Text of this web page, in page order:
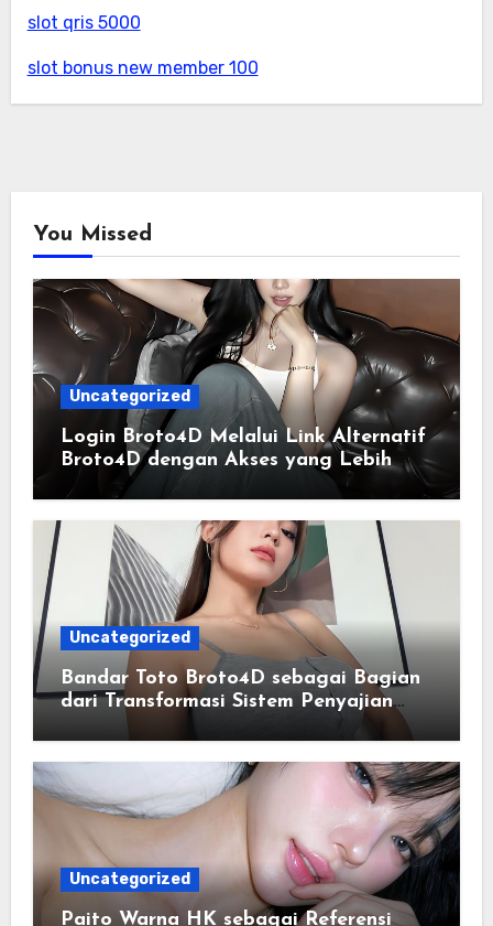
slot qris 5000
slot bonus new member 100
You Missed
Uncategorized
Login Broto4D Melalui Link Alternatif
Broto4D dengan Akses yang Lebih
Lancar
Uncategorized
Bandar Toto Broto4D sebagai Bagian
dari Transformasi Sistem Penyajian
Uncategorized
Paito Warna HK sebagai Referensi